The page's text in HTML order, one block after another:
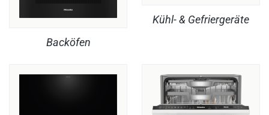
Backöfen
Kühl- & Gefriergeräte